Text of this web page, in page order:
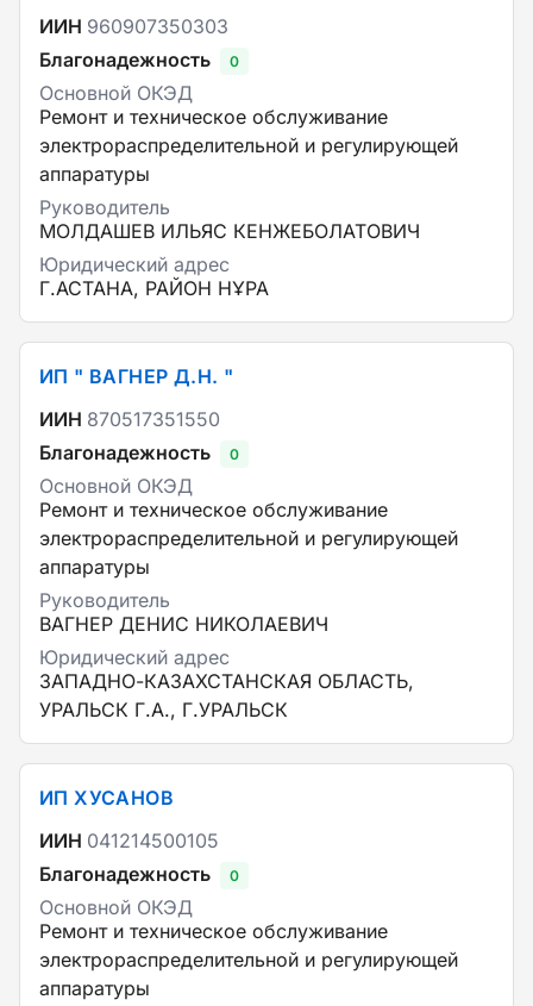
ИИН 960907350303
Благонадежность
0
Основной ОКЭД
Ремонт и техническое обслуживание
электрораспределительной и регулирующей
аппаратуры
Руководитель
МОЛДАШЕВ ИЛЬЯС КЕНЖЕБОЛАТОВИЧ
Юридический адрес
Г.АСТАНА, РАЙОН НҰРА
ИП " ВАГНЕР Д.Н. "
ИИН 870517351550
Благонадежность
0
Основной ОКЭД
Ремонт и техническое обслуживание
электрораспределительной и регулирующей
аппаратуры
Руководитель
ВАГНЕР ДЕНИС НИКОЛАЕВИЧ
Юридический адрес
ЗАПАДНО-КАЗАХСТАНСКАЯ ОБЛАСТЬ,
УРАЛЬСК Г.А., Г.УРАЛЬСК
ИП ХУСАНОВ
ИИН 041214500105
Благонадежность
0
Основной ОКЭД
Ремонт и техническое обслуживание
электрораспределительной и регулирующей
аппаратуры